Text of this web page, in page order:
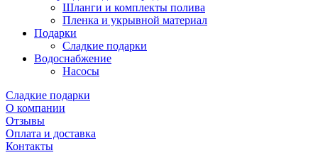
Шланги и комплекты полива
Пленка и укрывной материал
Подарки
Cладкие подарки
Водоснабжение
Насосы
Сладкие подарки
О компании
Отзывы
Оплата и доставка
Контакты